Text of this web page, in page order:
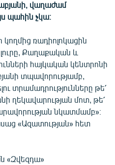
վաղաժամ
պահին չկա։
ռադիոլոկացին
Քաղաքական և
հայկական կենտրոնի
տպավորությամբ,
տրամադրությունները թե՛
ղեկավարության մոտ, թե՛
նկատմամբ»։
«Ազատության» հետ
«Զվեզդա»